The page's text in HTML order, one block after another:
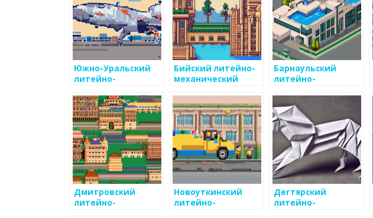
Южно-Уральский
литейно-
завод
Бийский литейно-
механический
Барнаульский
литейно-
Дмитровский
литейно-
Новоуткинский
литейно-
Дегтярский
литейно-